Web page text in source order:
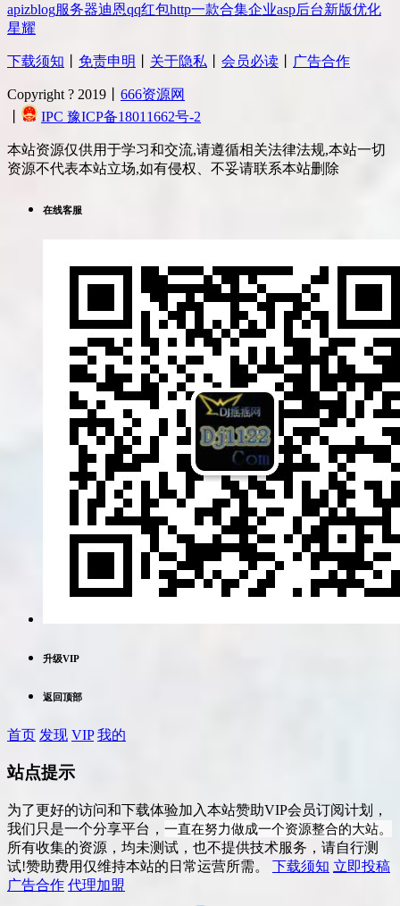
apizblog服务器迪恩qq红包http一款合集企业asp后台新版优化
星耀
下载须知 免责申明 关于隐私 会员必读 广告合作
Copyright ? 2019丨 666资源网
IPC 豫ICP备18011662号-2
本站资源仅供用于学习和交流,请遵循相关法律法规,本站一切
资源不代表本站立场,如有侵权、不妥请联系本站删除
在线客服
升级VIP
返回顶部
首页 发现 VIP 我的
站点提示
为了更好的访问和下载体验加入本站赞助VIP会员订阅计划，
我们只是一个分享平台， 一直在努力做成一个资源整合的大站。
所有收集的资源，均未测试，也不提供技术服务，请自行测
试!赞助费用仅维持本站的日常运营所需。 下载须知 立即投稿
广告合作 代理加盟